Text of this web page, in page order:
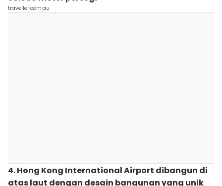
traveller.com.au
4. Hong Kong International Airport dibangun di
atas laut dengan desain bangunan yang unik